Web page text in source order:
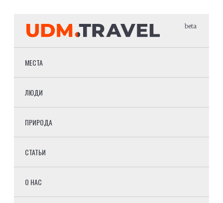
beta
МЕСТА
ЛЮДИ
ПРИРОДА
СТАТЬИ
О НАС